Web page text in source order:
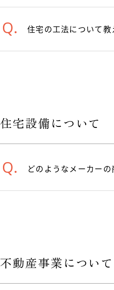
住宅の工法について教
住宅設備について
どのようなメーカー
不動産事業について